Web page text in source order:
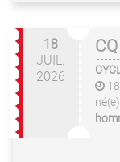
18
JUIL.
2026